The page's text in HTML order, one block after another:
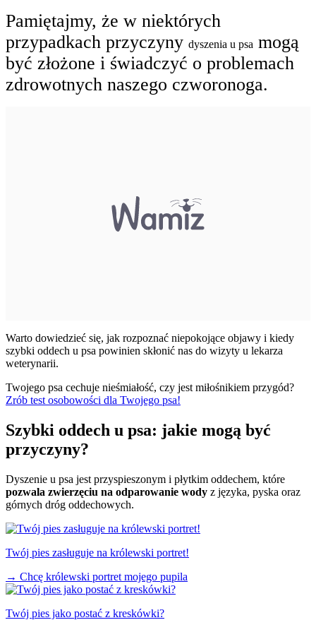
Pamiętajmy, że w niektórych
przypadkach przyczyny dyszenia u psa mogą
być złożone i świadczyć o problemach
zdrowotnych naszego czworonoga.
Warto dowiedzieć się, jak rozpoznać niepokojące objawy i kiedy
szybki oddech u psa powinien skłonić nas do wizyty u lekarza
weterynarii.
Twojego psa cechuje nieśmiałość, czy jest miłośnikiem przygód?
Zrób test osobowości dla Twojego psa!
Szybki oddech u psa: jakie mogą być
przyczyny?
Dyszenie u psa jest przyspieszonym i płytkim oddechem, które
pozwala zwierzęciu na odparowanie wody z języka, pyska oraz
górnych dróg oddechowych.
Twój pies zasługuje na królewski portret!
→ Chcę królewski portret mojego pupila
Twój pies jako postać z kreskówki?